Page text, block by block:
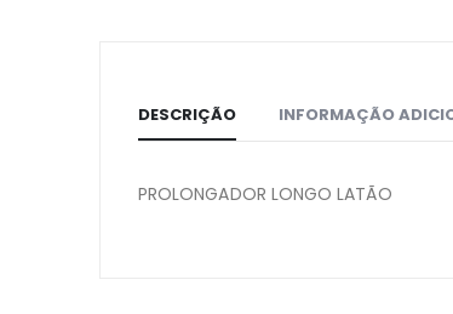
DESCRIÇÃO INFORMAÇÃO
PROLONGADOR LONGO LATÃO